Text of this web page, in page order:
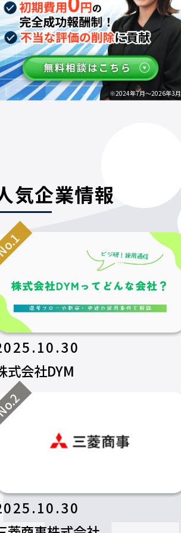
※2024年7月～2026年3月
気企業情報
式会社DYM